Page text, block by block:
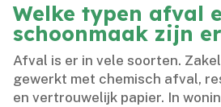
Welke typen afval
schoonmaak zijn
Afval is er in vele soorten.​
gewerkt met chemisch afval,
en vertrouwelijk papier.​ In